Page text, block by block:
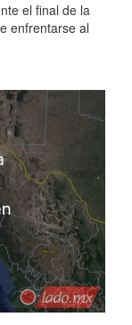
el final de la
enfrentarse al